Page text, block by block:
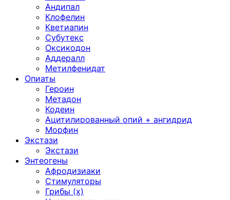
Андипал
Клофелин
Кветиапин
Субутекс
Оксикодон
Аддералл
Метилфенидат
Опиаты
Героин
Метадон
Кодеин
Ацитилированный опий + ангидрид
Морфин
Экстази
Экстази
Энтеогены
Афродизиаки
Стимуляторы
Грибы (х)